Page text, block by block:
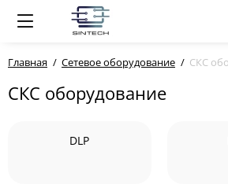
Главная Сетевое оборудование СКС
СКС оборудование
DLP